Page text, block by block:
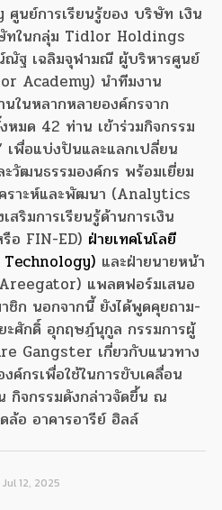
นย์การเรียนรู้ของ บริษัท เงิน
ทในกลุ่ม Tidlor Holdings
ฐ เฉลิมจุฬามณี ผู้บริหารศูนย์
Academy) นำทีมงาน
ในหลากหลายองค์กรจาก
หมด 42 ท่าน เข้าร่วมกิจกรรม
เพื่อแบ่งปันและแลกเปลี่ยน
ะวัฒนธรรมองค์กร พร้อมเยี่ยม
ราะห์และพัฒนา (Analytics
ริมการเรียนรู้ด้านการเงิน
อ FIN-ED) ฝ่ายเทคโนโลยี
และฝ่ายนายหน้า
แพลตฟอร์มเสนอ
ชิก นอกจากนี้ ยังได้พูดคุยถาม-
ศักดิ์ อุกฤษฎ์นุกูล กรรมการผู้
Gangster เกี่ยวกับแนวทาง
ค์กรเพื่อใช้ในการขับเคลื่อน
กิจกรรมดังกล่าวจัดขึ้น ณ
อ อาคารอารีย์ ฮิลล์
12, 2025